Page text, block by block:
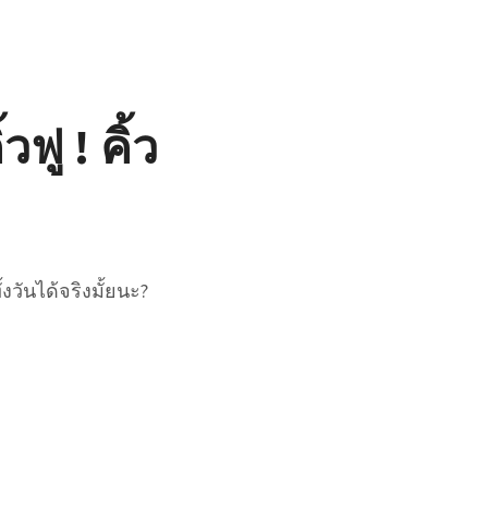
วฟู ! คิ้ว
วันได้จริงมั้ยนะ?